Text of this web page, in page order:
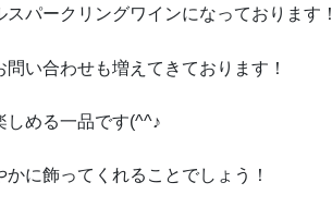
パークリングワインになっております！
い合わせも増えてきております！
しめる一品です(^^♪
に飾ってくれることでしょう！